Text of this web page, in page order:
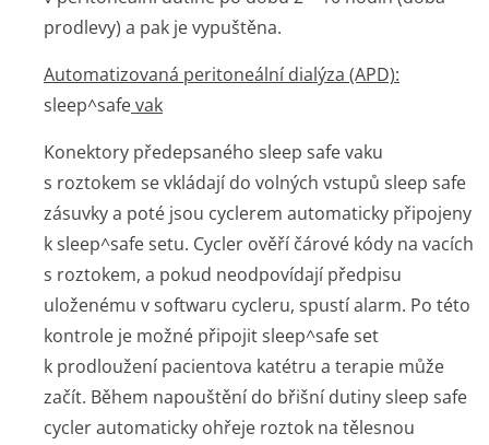
prodlevy) a pak je vypuštěna.
Automatizovaná peritoneální dialýza (APD):
sleep^safevak
Konektory předepsaného sleep safevaku
s roztokem se vkládají do volných vstupů sleep safe
zásuvky a poté jsou cyclerem automaticky připojeny
ksleep^safesetu. Cycler ověří čárové kódy na vacích
s roztokem, a pokud neodpovídají předpisu
uloženému v softwaru cycleru, spustí alarm. Po této
kontrole je možné připojitsleep^safeset
k prodloužení pacientova katétru a terapie může
začít. Během napouštění do břišní dutinysleep safe
cycler automaticky ohřeje roztok na tělesnou